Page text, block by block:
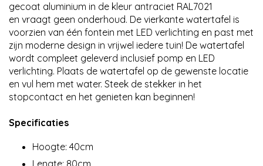
gecoat aluminium in de kleur antraciet RAL7021
en vraagt geen onderhoud. De vierkante watertafel is
voorzien van één fontein met LED verlichting en past met
zijn moderne design in vrijwel iedere tuin! De watertafel
wordt compleet geleverd inclusief pomp en LED
verlichting. Plaats de watertafel op de gewenste locatie
en vul hem met water. Steek de stekker in het
stopcontact en het genieten kan beginnen!
Specificaties
Hoogte: 40cm
Lengte: 80cm